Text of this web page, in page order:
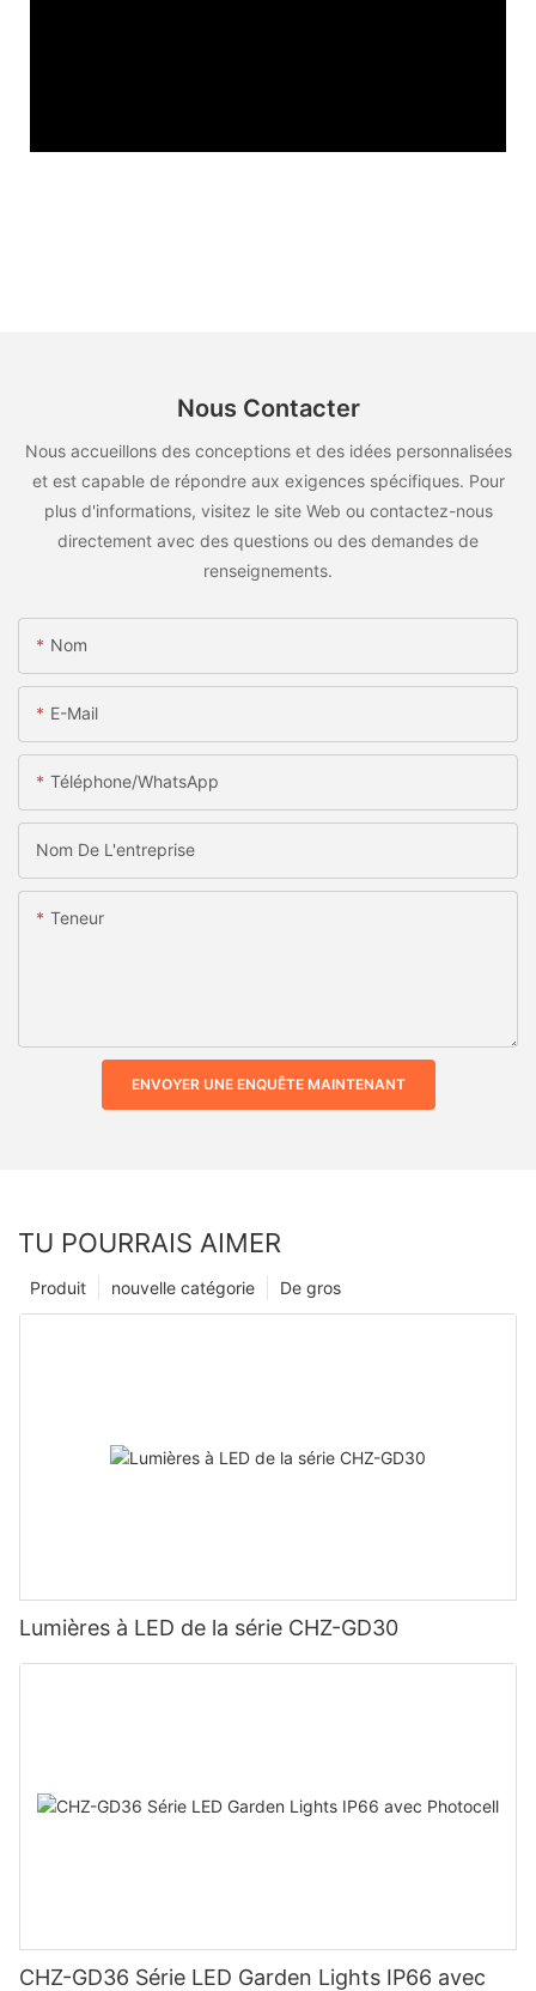
Nous Contacter
Nous accueillons des conceptions et des idées personnalisées
et est capable de répondre aux exigences spécifiques. Pour
plus d'informations, visitez le site Web ou contactez-nous
directement avec des questions ou des demandes de
renseignements.
Nom
E-Mail
Téléphone/WhatsApp
Nom De L'entreprise
Teneur
ENVOYER UNE ENQUÊTE MAINTENANT
TU POURRAIS AIMER
De gros
nouvelle catégorie
Produit
Lumières à LED de la série CHZ-GD30
CHZ-GD36 Série LED Garden Lights IP66 avec